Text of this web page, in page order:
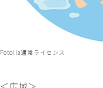
Fotolia通常ライセンス